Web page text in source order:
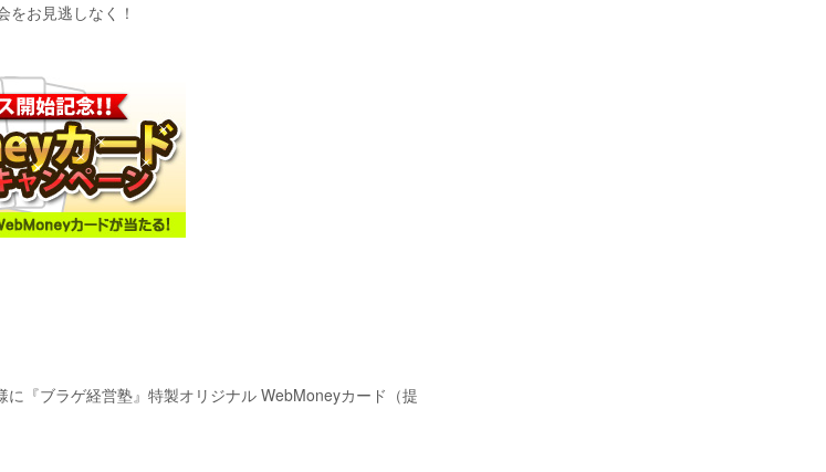
お見逃しなく！
『ブラゲ経営塾』特製オリジナル WebMoneyカード（提